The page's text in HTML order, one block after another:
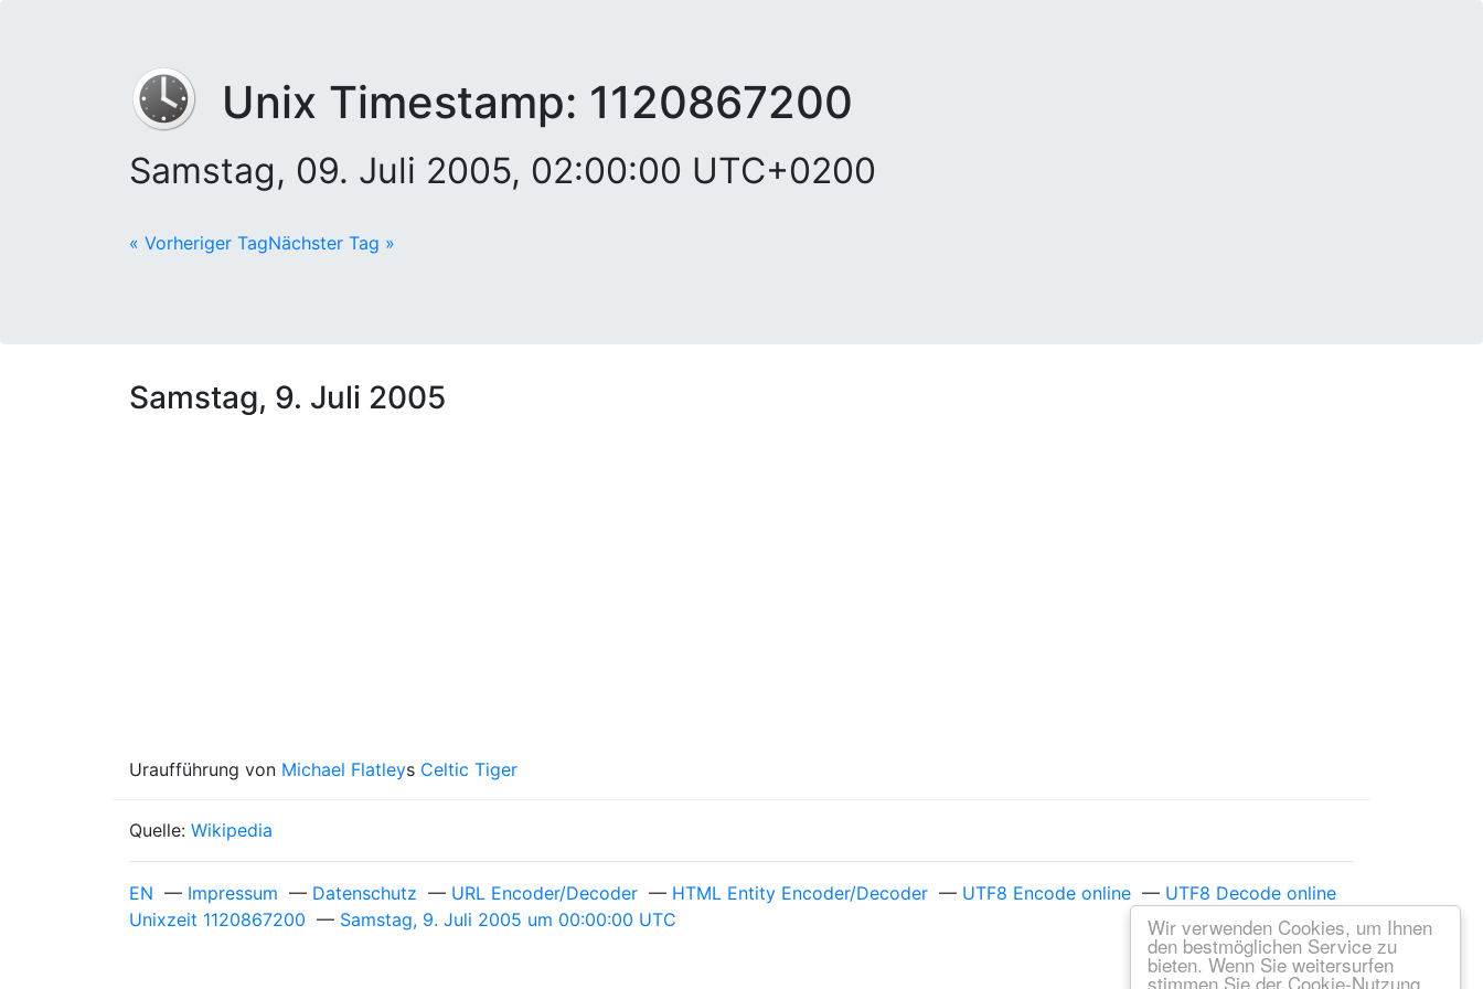
Wir verwenden Cookies, um Ihnen
den bestmöglichen Service zu
bieten. Wenn Sie weitersurfen
stimmen Sie der Cookie-Nutzung
Unix Timestamp: 1120867200
Samstag, 09. Juli 2005, 02:00:00 UTC+0200
« Vorheriger TagNächster Tag »
Samstag, 9. Juli 2005
Uraufführung von Michael Flatleys Celtic Tiger
Quelle: Wikipedia
EN — Impressum — Datenschutz — URL Encoder/Decoder — HTML Entity Encoder/Decoder — UTF8 Encode online — UTF8 Decode online
Unixzeit 1120867200 — Samstag, 9. Juli 2005 um 00:00:00 UTC